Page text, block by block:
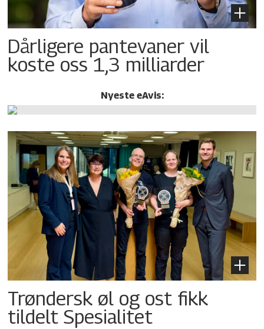
Dårligere pantevaner vil
koste oss 1,3 milliarder
Nyeste eAvis:
Trøndersk øl og ost fikk
tildelt Spesialitet